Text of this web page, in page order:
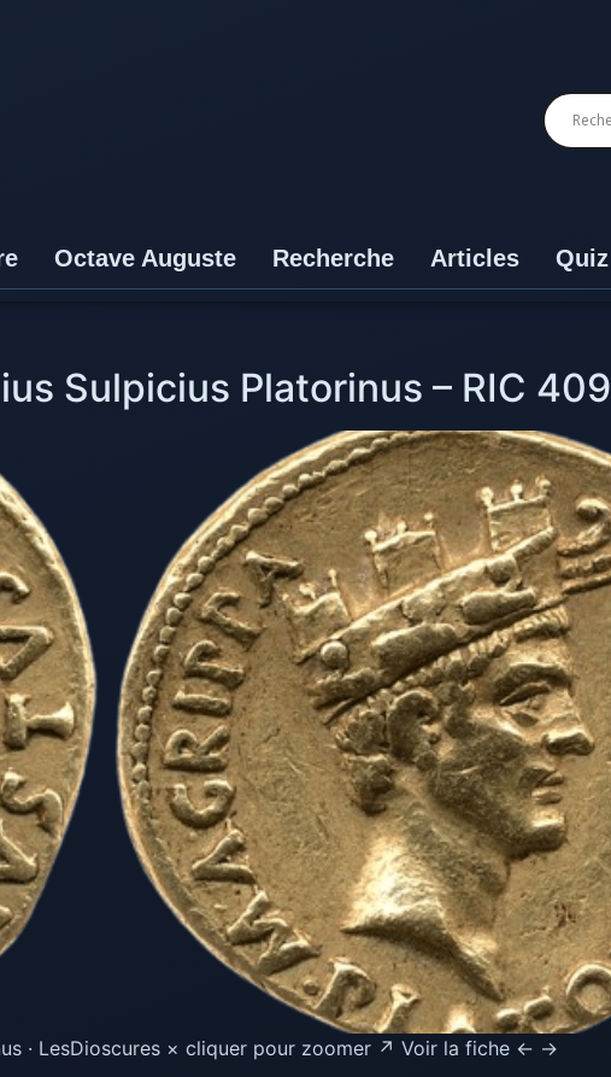
Octave Auguste Recherche Articles Quiz
Sulpicius Platorinus – RIC 409
· LesDioscures × cliquer pour zoomer ↗ Voir la fiche ← →